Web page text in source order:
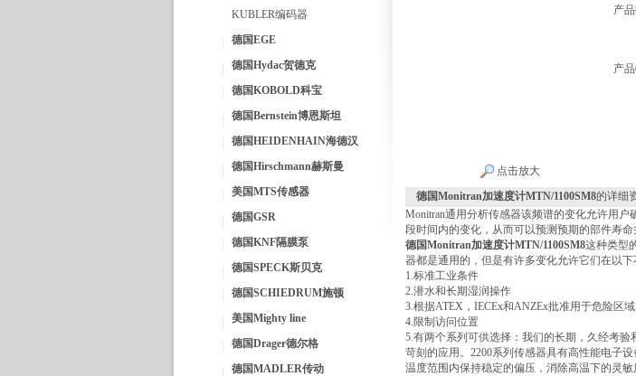
KUBLER编码器
德国EGE
德国Hydac贺德克
德国KOBOLD科宝
德国Bernstein博恩斯坦
德国HEIDENHAIN海德汉
德国Hirschmann赫斯曼
美国MTS传感器
德国GSR
德国KNF隔膜泵
德国SPECK斯贝克
德国SCHIEDRUM施顿
美国Mighty line
德国Drager德尔格
德国MADLER传动
点击放大
产品
产品
德国Monitran加速度计MTN/1100SM8的详细
Monitran通用分析传感器该频谱的变化允许用
段时间内的变化，从而可以预测预期的部件寿命
德国Monitran加速度计MTN/1100SM8这种类型
器都是通用的，但是有许多变化允许它们在以下
1.标准工业条件
2.潜水和长期湿润操作
3.根据ATEX，IECEx和ANZEx批准用于危险区域
4.限制访问位置
5.有两个系列可供选择：我们的长期，久经考
苛刻的应用。2200系列传感器具有高性能电子
温度范围内保持稳定的偏压，消除高温下的灵敏